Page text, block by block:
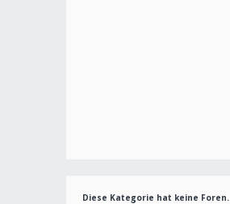
Diese Kategorie hat keine Foren.